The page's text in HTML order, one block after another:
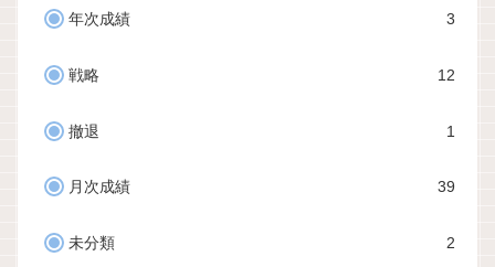
年次成績 3
戦略 12
撤退 1
月次成績 39
未分類 2